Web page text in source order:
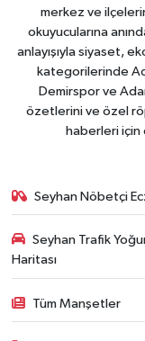
merkez ve
okuyucularına
anlayışıyla siyaset,
kategorilerinde
Demirspor ve
özetlerini ve özel
haberleri
Seyhan Nöbetçi
Seyhan Trafik
Haritası
Tüm Manşetler